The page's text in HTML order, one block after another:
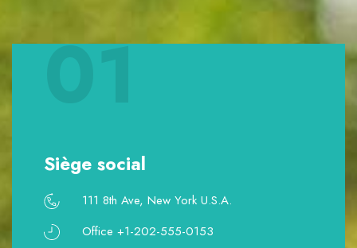
01
Siège social
111 8th Ave, New York U.S.A.
Office +1-202-555-0153